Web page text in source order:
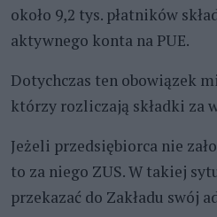
około 9,2 tys. płatników
aktywnego konta na PUE.
Dotychczas ten obowiązek
którzy rozliczają składki za
Jeżeli przedsiębiorca nie
to za niego ZUS. W takiej
przekazać do Zakładu swój